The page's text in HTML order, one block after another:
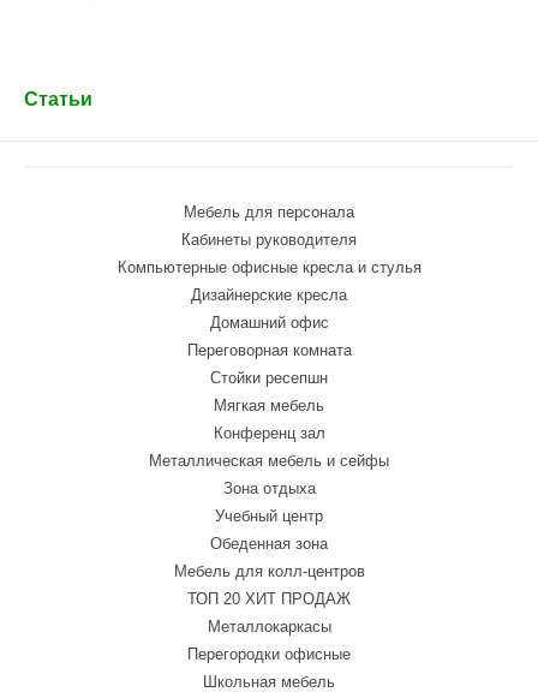
Статьи
Мебель для персонала
Кабинеты руководителя
Компьютерные офисные кресла и стулья
Дизайнерские кресла
Домашний офис
Переговорная комната
Стойки ресепшн
Мягкая мебель
Конференц зал
Металлическая мебель и сейфы
Зона отдыха
Учебный центр
Обеденная зона
Мебель для колл-центров
ТОП 20 ХИТ ПРОДАЖ
Металлокаркасы
Перегородки офисные
Школьная мебель